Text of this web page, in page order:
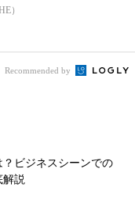
）
Recommended by
？ビジネスシーンでの
説